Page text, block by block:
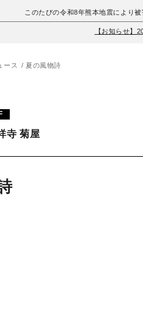
このたびの令和8年熊本地震により
【お知らせ】
ース 夏の風物詩
寺 菊屋